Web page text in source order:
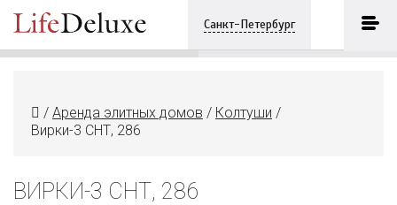
Санкт-Петербург
/ Аренда элитных домов / Колтуши /
Вирки-3 СНТ, 286
ВИРКИ-3 СНТ, 286
Вирки-3 СНТ, 286
+7 (812) 3330243 ПОЗВОНИТЬ